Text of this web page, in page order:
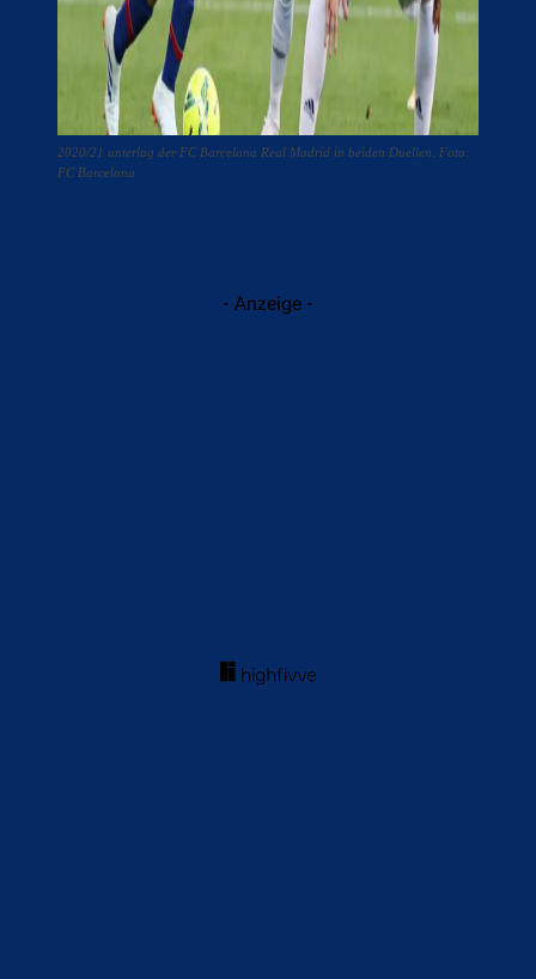
2020/21 unterlag der FC Barcelona Real Madrid in beiden Duellen. Foto:
FC Barcelona
- Anzeige -